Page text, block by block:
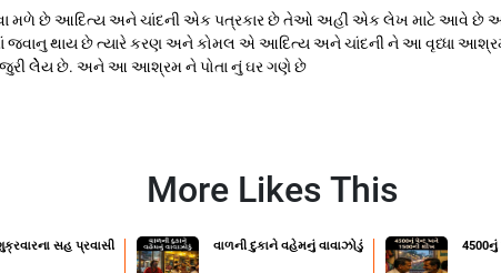
મળે છે આદિત્ય અને ચાંદની એક પત્રકાર છે તેઓ અહીં એક લેખ માટે આવે છે અને
થાય છે ત્યારે કરણ અને કોમલ એ આદિત્ય અને ચાંદની ને આ વૃધ્ધા
મંજુરી લેેેય છે. અને આ આશ્રમ ને પોતા નું ઘર ગણે છે
More Likes This
સહ પ્રવાસી વાળની દુકાને વહેમનું વાવાઝોડું